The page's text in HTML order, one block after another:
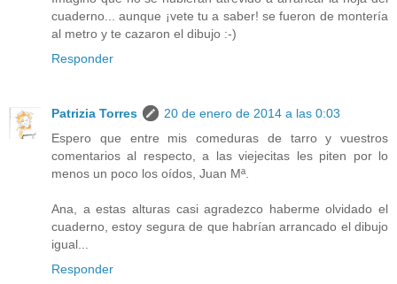
cuaderno... aunque ¡vete tu a saber! se fueron de montería
al metro y te cazaron el dibujo :-)
Responder
Patrizia Torres
20 de enero de 2014 a las 0:03
Espero que entre mis comeduras de tarro y vuestros
comentarios al respecto, a las viejecitas les piten por lo
menos un poco los oídos, Juan Mª.
Ana, a estas alturas casi agradezco haberme olvidado el
cuaderno, estoy segura de que habrían arrancado el dibujo
igual...
Responder